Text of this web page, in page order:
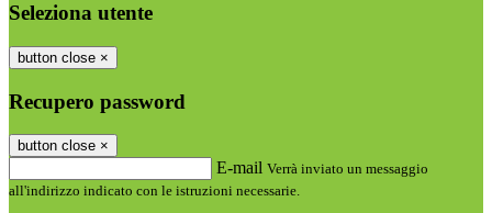
Seleziona utente
button close ×
Recupero password
button close ×
E-mail Verrà inviato un messaggio
all'indirizzo indicato con le istruzioni necessarie.